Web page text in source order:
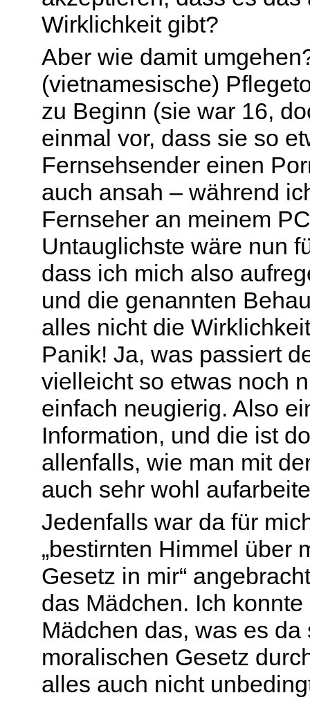
Wirklichkeit gibt?
Aber wie damit
(vietnamesische)
zu Beginn (sie war 16,
einmal vor, dass sie so
Fernsehsender einen
auch ansah – während
Fernseher an meinem
Untauglichste wäre nun
dass ich mich also
und die genannten
alles nicht die
Panik! Ja, was passiert
vielleicht so etwas noch
einfach neugierig. Also
Information, und die ist
allenfalls, wie man mit
auch sehr wohl
Jedenfalls war da für
„bestirnten Himmel über
Gesetz in mir“
das Mädchen. Ich
Mädchen das, was es
moralischen Gesetz
alles auch nicht